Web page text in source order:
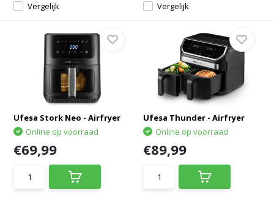
Vergelijk Vergelijk
Ufesa Stork Neo - Airfryer
Online op voorraad
€69,99
Ufesa Thunder - Airfryer
Online op voorraad
€89,99